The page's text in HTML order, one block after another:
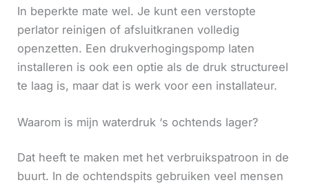
In beperkte mate wel. Je kunt een verstopte
perlator reinigen of afsluitkranen volledig
openzetten. Een drukverhogingspomp laten
installeren is ook een optie als de druk structureel
te laag is, maar dat is werk voor een installateur.
Waarom is mijn waterdruk ‘s ochtends lager?
Dat heeft te maken met het verbruikspatroon in de
buurt. In de ochtendspits gebruiken veel mensen